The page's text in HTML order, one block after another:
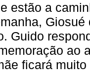
estão a
Guido
ao
ficará